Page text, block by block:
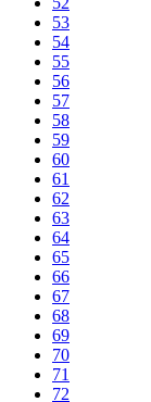
53
54
55
56
57
58
59
60
61
62
63
64
65
66
67
68
69
70
71
72